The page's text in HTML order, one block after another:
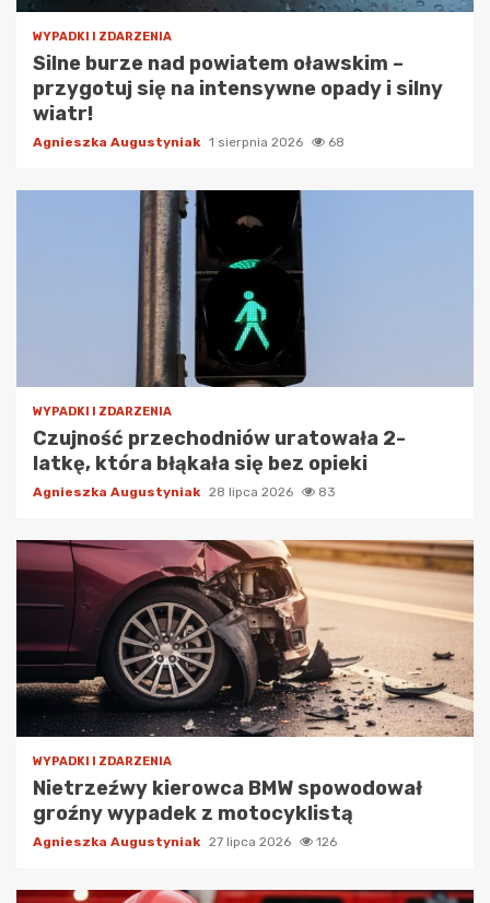
WYPADKI I ZDARZENIA
Silne burze nad powiatem oławskim –
przygotuj się na intensywne opady i silny
wiatr!
Agnieszka Augustyniak 1 sierpnia 2026 68
WYPADKI I ZDARZENIA
Czujność przechodniów uratowała 2-
latkę, która błąkała się bez opieki
Agnieszka Augustyniak 28 lipca 2026 83
WYPADKI I ZDARZENIA
Nietrzeźwy kierowca BMW spowodował
groźny wypadek z motocyklistą
Agnieszka Augustyniak 27 lipca 2026 126